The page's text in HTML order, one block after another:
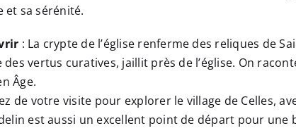
et sa sérénité.
: La crypte de l’église renferme des reliques de
vertus curatives, jaillit près de l’église. On
Âge.
de votre visite pour explorer le village de Celles,
est aussi un excellent point de départ pour